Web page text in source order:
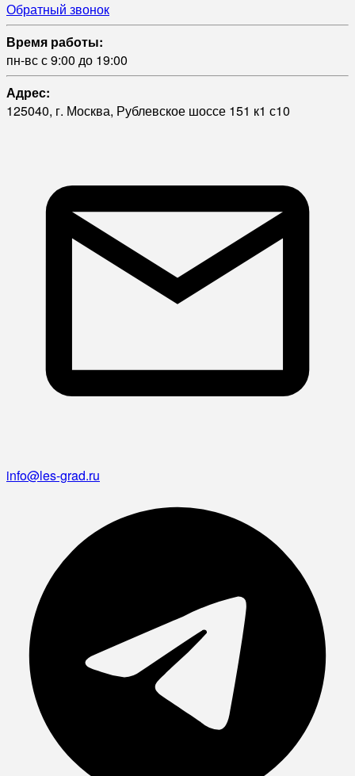
Обратный звонок
Время работы:
пн-вс с 9:00 до 19:00
Адрес:
125040, г. Москва, Рублевское шоссе 151 к1 с10
info@les-grad.ru